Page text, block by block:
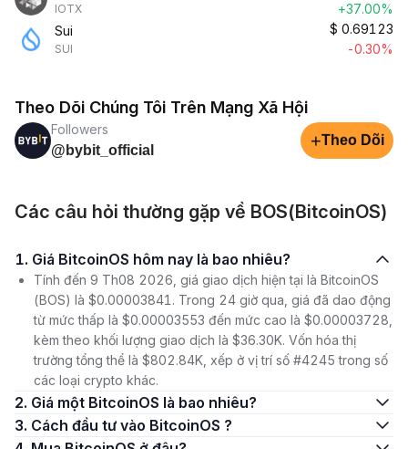
IOTX
+37.00%
Sui
SUI
$ 0.69123
-0.30%
Theo Dõi Chúng Tôi Trên Mạng Xã Hội
Followers
@bybit_official
+Theo Dõi
Các câu hỏi thường gặp về BOS(BitcoinOS)
1. Giá BitcoinOS hôm nay là bao nhiêu?
Tính đến 9 Th08 2026, giá giao dịch hiện tại là BitcoinOS
(BOS) là $0.00003841. Trong 24 giờ qua, giá đã dao động
từ mức thấp là $0.00003553 đến mức cao là $0.00003728,
kèm theo khối lượng giao dịch là $36.30K. Vốn hóa thị
trường tổng thể là $802.84K, xếp ở vị trí số #4245 trong số
các loại crypto khác.
2. Giá một BitcoinOS là bao nhiêu?
3. Cách đầu tư vào BitcoinOS ?